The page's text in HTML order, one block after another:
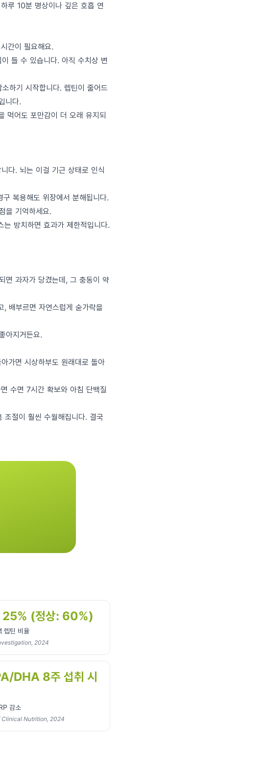
루 10분 명상이나 깊은 호흡 연
간이 필요해요.
들 수 있습니다. 아직 수치상 변
하기 시작합니다. 렙틴이 줄어드
니다.
먹어도 포만감이 더 오래 유지되
다. 뇌는 이걸 기근 상태로 인식
복용해도 위장에서 분해됩니다.
을 기억하세요.
방치하면 효과가 제한적입니다.
면 과자가 당겼는데, 그 충동이 약
배부르면 자연스럽게 숟가락을
아지거든요.
가면 시상하부도 원래대로 돌아
수면 7시간 확보와 아침 단백질
절이 훨씬 수월해집니다. 결국
25% (정상: 60%)
렙틴 비율
2024
DHA 8주 섭취 시
감소
Nutrition, 2024